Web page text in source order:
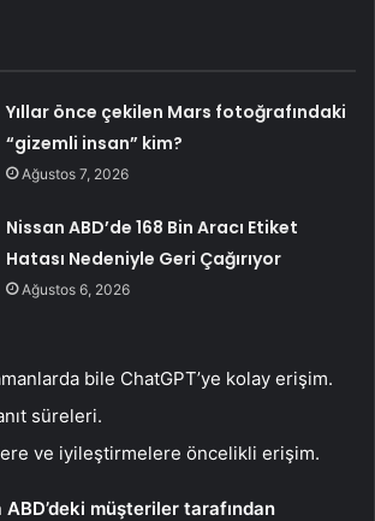
Yıllar önce çekilen Mars fotoğrafındaki
“gizemli insan” kim?
Ağustos 7, 2026
Nissan ABD’de 168 Bin Aracı Etiket
Hatası Nedeniyle Geri Çağırıyor
Ağustos 6, 2026
bile ChatGPT’ye kolay erişim.
süreleri.
ve iyileştirmelere öncelikli erişim.
ABD’deki müşteriler tarafından